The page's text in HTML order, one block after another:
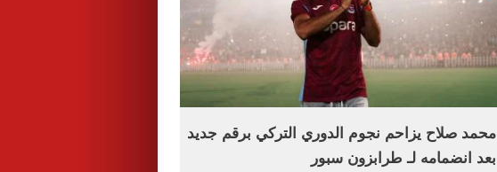
محمد صلاح يزاحم نجوم الدوري التركي برقم جديد
بعد انضمامه لـ طرابزون سبور